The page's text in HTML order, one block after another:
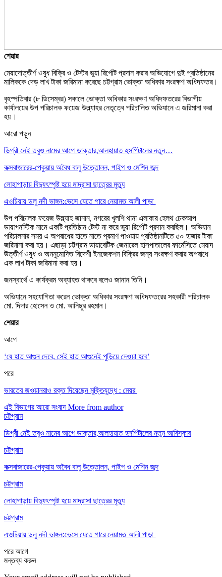
শেয়ার
মেয়াদোত্তীর্ণ ওষুধ বিক্রি ও টেস্টর ভুয়া রির্পোট প্রদান করার অভিযোগে দুই প্রতিষ্ঠানের
মালিককে দেড় লাখ টাকা জরিমানা করেছে চট্টগ্রাম ভোক্তা অধিকার সংরক্ষণ অধিদফতর।
বৃহস্পতিবার (৮ ডিসেম্বর) সকালে ভোক্তা অধিকার সংরক্ষণ অধিদফতরের বিভাগীয়
কার্যালয়ের উপ পরিচালক ফয়েজ উল্ল্যাহর নেতৃত্বে পরিচালিত অভিযানে এ জরিমানা করা
হয়।
আরো পড়ুন
ডিগ্রী নেই তবুও নামের আগে ডাক্তার,আলহায়াত হসপিটালের নতুন…
কক্সবাজারের-পেকুয়ায় অবৈধ বালু উত্তোলন, পাইপ ও মেশিন জব্দ
লোহাগাড়ায় বিদ্যুৎস্পৃষ্ট হয়ে মাদ্রাসা ছাত্রের মৃত্যু
এওচিয়ায় ডলু নদী ভাঙ্গন:ভেসে যেতে পারে নেয়ামত আলী পাড়া
উপ পরিচালক ফয়েজ উল্ল্যাহ জানান, নগরের খুলশি থানা এলাকার হেলথ চেকআপ
ডায়াগনস্টিক নামে একটি প্রতিষ্ঠান টেস্ট না করে ভুয়া রির্পোট প্রদান করছিল। অভিযান
পরিচালনার সময় এ অপরাধের হাতে নাতে প্রমাণ পাওয়ায় প্রতিষ্ঠানটিতে ৫০ হাজার টাকা
জরিমানা করা হয়। এছাড়া চট্টগ্রাম ডায়াবেটিক জেনারেল হাসপাতালের ফার্মেসিতে মেয়াদ
ঊত্তীর্ণ ওষুধ ও অননুমোদিত বিদেশী ইনজেকশন বিক্রির জন্য সংরক্ষণ করার অপরাধে
এক লাখ টাকা জরিমানা করা হয়।
জনস্বার্থে এ কার্যক্রম অব্যাহত থাকবে বলেও জানান তিনি।
অভিযানে সহযোগিতা করেন ভোক্তা অধিকার সংরক্ষণ অধিদফতরের সহকারী পরিচালক
মো. দিদার হোসেন ও মো. আনিছুর রহমান।
শেয়ার
আগে
‘যে হাত আগুন দেবে, সেই হাত আগুনেই পুড়িয়ে দেওয়া হবে’
পরে
ভারতের জওয়ানরাও রক্ত দিয়েছেন মুক্তিযুদ্ধে : মেয়র
এই বিভাগের আরো সংবাদ More from author
চট্টগ্রাম
ডিগ্রী নেই তবুও নামের আগে ডাক্তার,আলহায়াত হসপিটালের নতুন আবিস্কার
চট্টগ্রাম
কক্সবাজারের-পেকুয়ায় অবৈধ বালু উত্তোলন, পাইপ ও মেশিন জব্দ
চট্টগ্রাম
লোহাগাড়ায় বিদ্যুৎস্পৃষ্ট হয়ে মাদ্রাসা ছাত্রের মৃত্যু
চট্টগ্রাম
এওচিয়ায় ডলু নদী ভাঙ্গন:ভেসে যেতে পারে নেয়ামত আলী পাড়া
পরেআগে
মন্তব্য করুন